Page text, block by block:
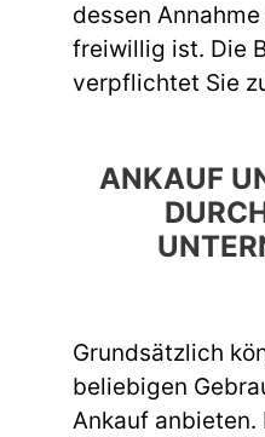
dessen
freiwillig ist. Die
verpflichtet Sie
ANKAUF
Grundsätzlich
beliebigen
Ankauf anbieten.